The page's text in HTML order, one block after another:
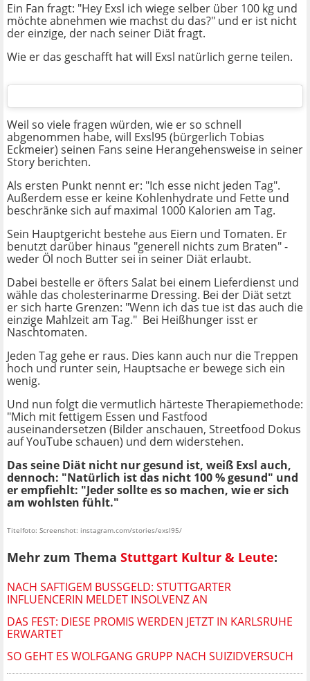
Ein Fan fragt: "Hey Exsl ich wiege selber über 100 kg und
möchte abnehmen wie machst du das?" und er ist nicht
der einzige, der nach seiner Diät fragt.
Wie er das geschafft hat will Exsl natürlich gerne teilen.
Weil so viele fragen würden, wie er so schnell
abgenommen habe, will Exsl95 (bürgerlich Tobias
Eckmeier) seinen Fans seine Herangehensweise in seiner
Story berichten.
Als ersten Punkt nennt er: "Ich esse nicht jeden Tag".
Außerdem esse er keine Kohlenhydrate und Fette und
beschränke sich auf maximal 1000 Kalorien am Tag.
Sein Hauptgericht bestehe aus Eiern und Tomaten. Er
benutzt darüber hinaus "generell nichts zum Braten" -
weder Öl noch Butter sei in seiner Diät erlaubt.
Dabei bestelle er öfters Salat bei einem Lieferdienst und
wähle das cholesterinarme Dressing. Bei der Diät setzt
er sich harte Grenzen: "Wenn ich das tue ist das auch die
einzige Mahlzeit am Tag." Bei Heißhunger isst er
Naschtomaten.
Jeden Tag gehe er raus. Dies kann auch nur die Treppen
hoch und runter sein, Hauptsache er bewege sich ein
wenig.
Und nun folgt die vermutlich härteste Therapiemethode:
"Mich mit fettigem Essen und Fastfood
auseinandersetzen (Bilder anschauen, Streetfood Dokus
auf YouTube schauen) und dem widerstehen.
Das seine Diät nicht nur gesund ist, weiß Exsl auch,
dennoch: "Natürlich ist das nicht 100 % gesund" und
er empfiehlt: "Jeder sollte es so machen, wie er sich
am wohlsten fühlt."
Titelfoto: Screenshot: instagram.com/stories/exsl95/
Mehr zum Thema Stuttgart Kultur & Leute:
NACH SAFTIGEM BUSSGELD: STUTTGARTER I
NFLUENCERIN MELDET INSOLVENZ AN
DAS FEST: DIESE PROMIS WERDEN JETZT IN KARLSRUHE
ERWARTET
SO GEHT ES WOLFGANG GRUPP NACH SUIZIDVERSUCH